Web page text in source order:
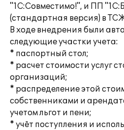
"1С:Совместимо!", и ПП
(стандартная версия) в
В ходе внедрения были
следующие участки учета:
* паспортный стол;
* расчет стоимости услуг
организаций;
* распределение этой
собственниками и
учетом льгот и пени;
* учёт поступления и